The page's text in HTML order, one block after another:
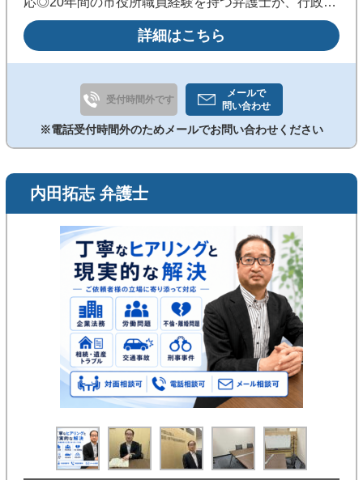
仕組みや手続の流れを踏まえ、前に進むための現実的
な道筋を一緒に考えます。《銀座駅C6・C8出口１分
／完全個室・子連れ相談可》
詳細はこちら
受付時間外です
メールで
問い合わせ
※電話受付時間外のためメールでお問い合わせください
内田拓志 弁護士